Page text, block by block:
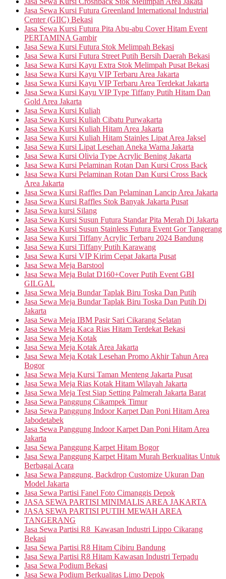
Jasa Sewa Kursi Futura Greenland International Industrial
Center (GIIC) Bekasi
Jasa Sewa Kursi Futura Pita Abu-abu Cover Hitam Event
PERTAMINA Gambir
Jasa Sewa Kursi Futura Stok Melimpah Bekasi
Jasa Sewa Kursi Futura Street Putih Bersih Daerah Bekasi
Jasa Sewa Kursi Kayu Extra Stok Melimpah Pusat Bekasi
Jasa Sewa Kursi Kayu VIP Terbaru Area Jakarta
Jasa Sewa Kursi Kayu VIP Terbaru Area Terdekat Jakarta
Jasa Sewa Kursi Kayu VIP Type Tiffany Putih Hitam Dan
Gold Area Jakarta
Jasa Sewa Kursi Kuliah
Jasa Sewa Kursi Kuliah Cibatu Purwakarta
Jasa Sewa Kursi Kuliah Hitam Area Jakarta
Jasa Sewa Kursi Kuliah Hitam Stainles Lipat Area Jaksel
Jasa Sewa Kursi Lipat Lesehan Aneka Warna Jakarta
Jasa Sewa Kursi Olivia Type Acrylic Bening Jakarta
Jasa Sewa Kursi Pelaminan Rotan Dan Kursi Cross Back
Jasa Sewa Kursi Pelaminan Rotan Dan Kursi Cross Back
Area Jakarta
Jasa Sewa Kursi Raffles Dan Pelaminan Lancip Area Jakarta
Jasa Sewa Kursi Raffles Stok Banyak Jakarta Pusat
Jasa Sewa kursi Silang
Jasa Sewa Kursi Susun Futura Standar Pita Merah Di Jakarta
Jasa Sewa Kursi Susun Stainless Futura Event Gor Tangerang
Jasa Sewa Kursi Tiffany Acrylic Terbaru 2024 Bandung
Jasa Sewa Kursi Tiffany Putih Karawang
Jasa Sewa Kursi VIP Kirim Cepat Jakarta Pusat
Jasa Sewa Meja Barstool
Jasa Sewa Meja Bulat D160+Cover Putih Event GBI
GILGAL
Jasa Sewa Meja Bundar Taplak Biru Toska Dan Putih
Jasa Sewa Meja Bundar Taplak Biru Toska Dan Putih Di
Jakarta
Jasa Sewa Meja IBM Pasir Sari Cikarang Selatan
Jasa Sewa Meja Kaca Rias Hitam Terdekat Bekasi
Jasa Sewa Meja Kotak
Jasa Sewa Meja Kotak Area Jakarta
Jasa Sewa Meja Kotak Lesehan Promo Akhir Tahun Area
Bogor
Jasa Sewa Meja Kursi Taman Menteng Jakarta Pusat
Jasa Sewa Meja Rias Kotak Hitam Wilayah Jakarta
Jasa Sewa Meja Test Siap Setting Palmerah Jakarta Barat
Jasa Sewa Panggung Cikampek Timur
Jasa Sewa Panggung Indoor Karpet Dan Poni Hitam Area
Jabodetabek
Jasa Sewa Panggung Indoor Karpet Dan Poni Hitam Area
Jakarta
Jasa Sewa Panggung Karpet Hitam Bogor
Jasa Sewa Panggung Karpet Hitam Murah Berkualitas Untuk
Berbagai Acara
Jasa Sewa Panggung, Backdrop Customize Ukuran Dan
Model Jakarta
Jasa Sewa Partisi Fanel Foto Cimanggis Depok
JASA SEWA PARTISI MINIMALIS AREA JAKARTA
JASA SEWA PARTISI PUTIH MEWAH AREA
TANGERANG
Jasa Sewa Partisi R8 Kawasan Industri Lippo Cikarang
Bekasi
Jasa Sewa Partisi R8 Hitam Cibiru Bandung
Jasa Sewa Partisi R8 Hitam Kawasan Industri Terpadu
Jasa Sewa Podium Bekasi
Jasa Sewa Podium Berkualitas Limo Depok